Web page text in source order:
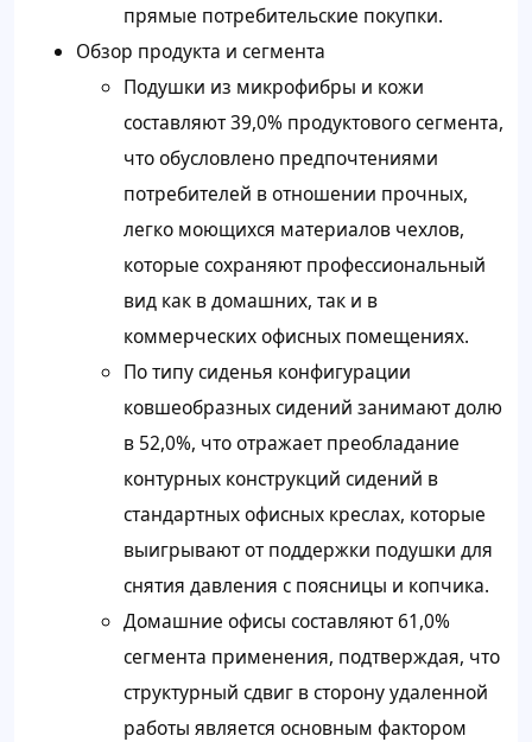
прямые потребительские покупки.
Обзор продукта и сегмента
Подушки из микрофибры и кожи
составляют 39,0% продуктового сегмента,
что обусловлено предпочтениями
потребителей в отношении прочных,
легко моющихся материалов чехлов,
которые сохраняют профессиональный
вид как в домашних, так и в
коммерческих офисных помещениях.
По типу сиденья конфигурации
ковшеобразных сидений занимают долю
в 52,0%, что отражает преобладание
контурных конструкций сидений в
стандартных офисных креслах, которые
выигрывают от поддержки подушки для
снятия давления с поясницы и копчика.
Домашние офисы составляют 61,0%
сегмента применения, подтверждая, что
структурный сдвиг в сторону удаленной
работы является основным фактором